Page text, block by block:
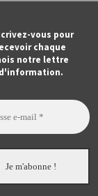
vous pour
chaque
notre lettre
d'information.